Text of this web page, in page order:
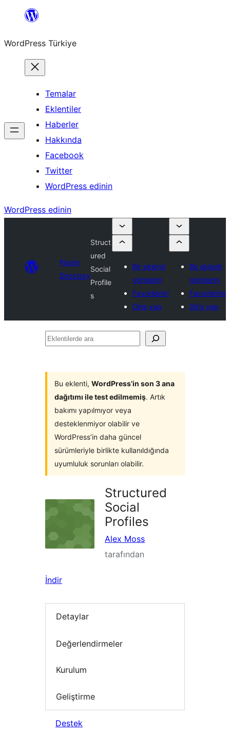
İçeriğe
WordPress Türkiye
Temalar
Eklentiler
Haberler
Hakkında
Facebook
Twitter
WordPress edinin
WordPress edinin
Plugin
Directory
Struct
ured
Social
Profile
s
Bir eklenti
gönderin
Favorilerim
Giriş yap
Bir eklenti
gönderin
Favorilerim
Giriş yap
Eklentilerde
Bu eklenti, WordPress’in son 3 ana
dağıtımı ile test edilmemiş. Artık
bakımı yapılmıyor veya
desteklenmiyor olabilir ve
WordPress’in daha güncel
sürümleriyle birlikte kullanıldığında
uyumluluk sorunları olabilir.
Structured
Social
Profiles
Alex Moss
tarafından
İndir
Detaylar
Değerlendirmeler
Kurulum
Geliştirme
Destek